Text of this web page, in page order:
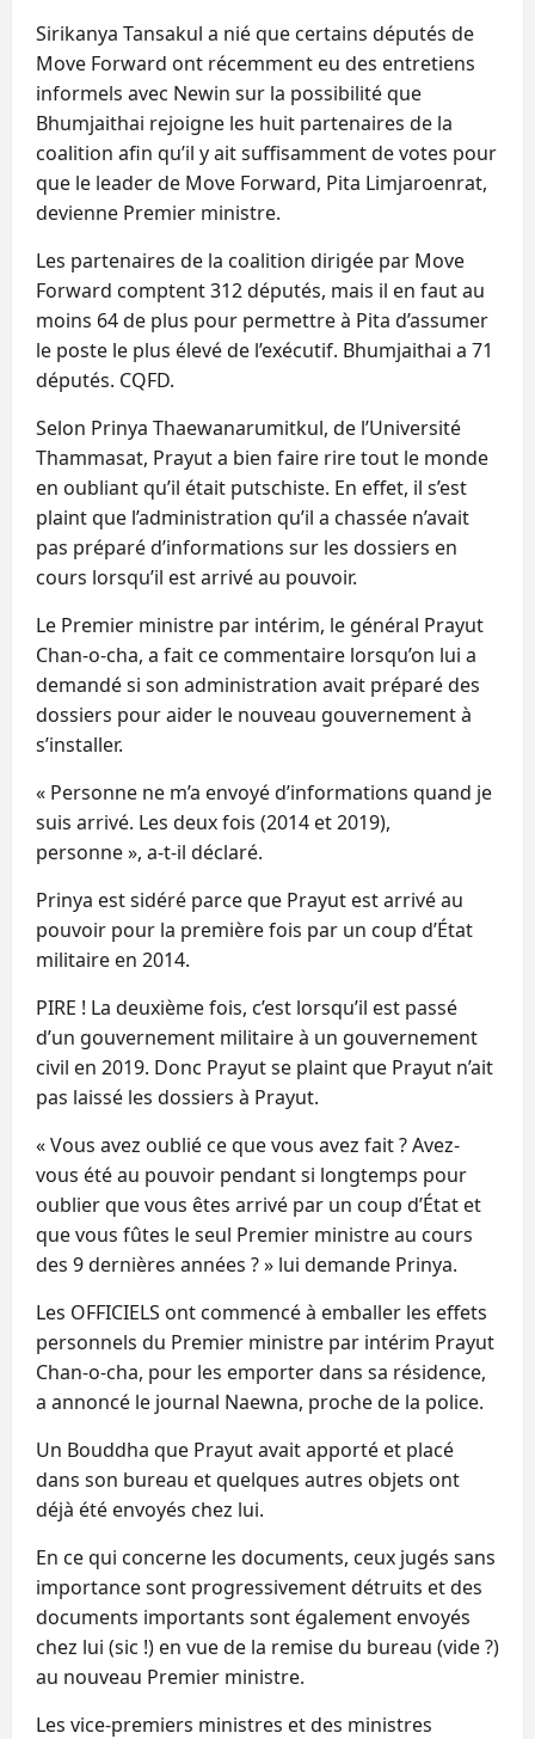
Sirikanya Tansakul a nié que certains députés de
Move Forward ont récemment eu des entretiens
informels avec Newin sur la possibilité que
Bhumjaithai rejoigne les huit partenaires de la
coalition afin qu’il y ait suffisamment de votes pour
que le leader de Move Forward, Pita Limjaroenrat,
devienne Premier ministre.
Les partenaires de la coalition dirigée par Move
Forward comptent 312 députés, mais il en faut au
moins 64 de plus pour permettre à Pita d’assumer
le poste le plus élevé de l’exécutif. Bhumjaithai a 71
députés. CQFD.
Selon Prinya Thaewanarumitkul, de l’Université
Thammasat, Prayut a bien faire rire tout le monde
en oubliant qu’il était putschiste. En effet, il s’est
plaint que l’administration qu’il a chassée n’avait
pas préparé d’informations sur les dossiers en
cours lorsqu’il est arrivé au pouvoir.
Le Premier ministre par intérim, le général Prayut
Chan-o-cha, a fait ce commentaire lorsqu’on lui a
demandé si son administration avait préparé des
dossiers pour aider le nouveau gouvernement à
s’installer.
« Personne ne m’a envoyé d’informations quand je
suis arrivé. Les deux fois (2014 et 2019),
personne », a-t-il déclaré.
Prinya est sidéré parce que Prayut est arrivé au
pouvoir pour la première fois par un coup d’État
militaire en 2014.
PIRE ! La deuxième fois, c’est lorsqu’il est passé
d’un gouvernement militaire à un gouvernement
civil en 2019. Donc Prayut se plaint que Prayut n’ait
pas laissé les dossiers à Prayut.
« Vous avez oublié ce que vous avez fait ? Avez-
vous été au pouvoir pendant si longtemps pour
oublier que vous êtes arrivé par un coup d’État et
que vous fûtes le seul Premier ministre au cours
des 9 dernières années ? » lui demande Prinya.
Les OFFICIELS ont commencé à emballer les effets
personnels du Premier ministre par intérim Prayut
Chan-o-cha, pour les emporter dans sa résidence,
a annoncé le journal Naewna, proche de la police.
Un Bouddha que Prayut avait apporté et placé
dans son bureau et quelques autres objets ont
déjà été envoyés chez lui.
En ce qui concerne les documents, ceux jugés sans
importance sont progressivement détruits et des
documents importants sont également envoyés
chez lui (sic !) en vue de la remise du bureau (vide ?)
au nouveau Premier ministre.
Les vice-premiers ministres et des ministres